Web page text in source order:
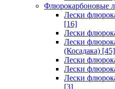
Флюрокарбоновые
Лески
[16]
Лески
Лески
(Косадака) [45]
Лески
Лески
Лески
[3]